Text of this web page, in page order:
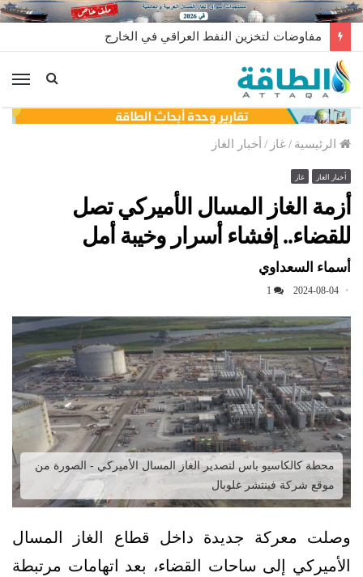
مفاوضات لتخزين النفط العراقي في الخارج
الرئيسية /غاز / أخبار الغاز
أخبار الغاز غاز
أزمة الغاز المسال الأميركي تصل
للقضاء.. إفشاء أسرار وخيبة أمل
أسماء السعداوي
2024-08-04
1
محطة كالكاسيو باس لتصدير الغاز المسال الأميركي - الصورة من
موقع شركة فينتشر غلوبال
وصلت معركة جديدة داخل قطاع الغاز المسال
الأميركي إلى ساحات القضاء، بعد اتهامات مرتبطة